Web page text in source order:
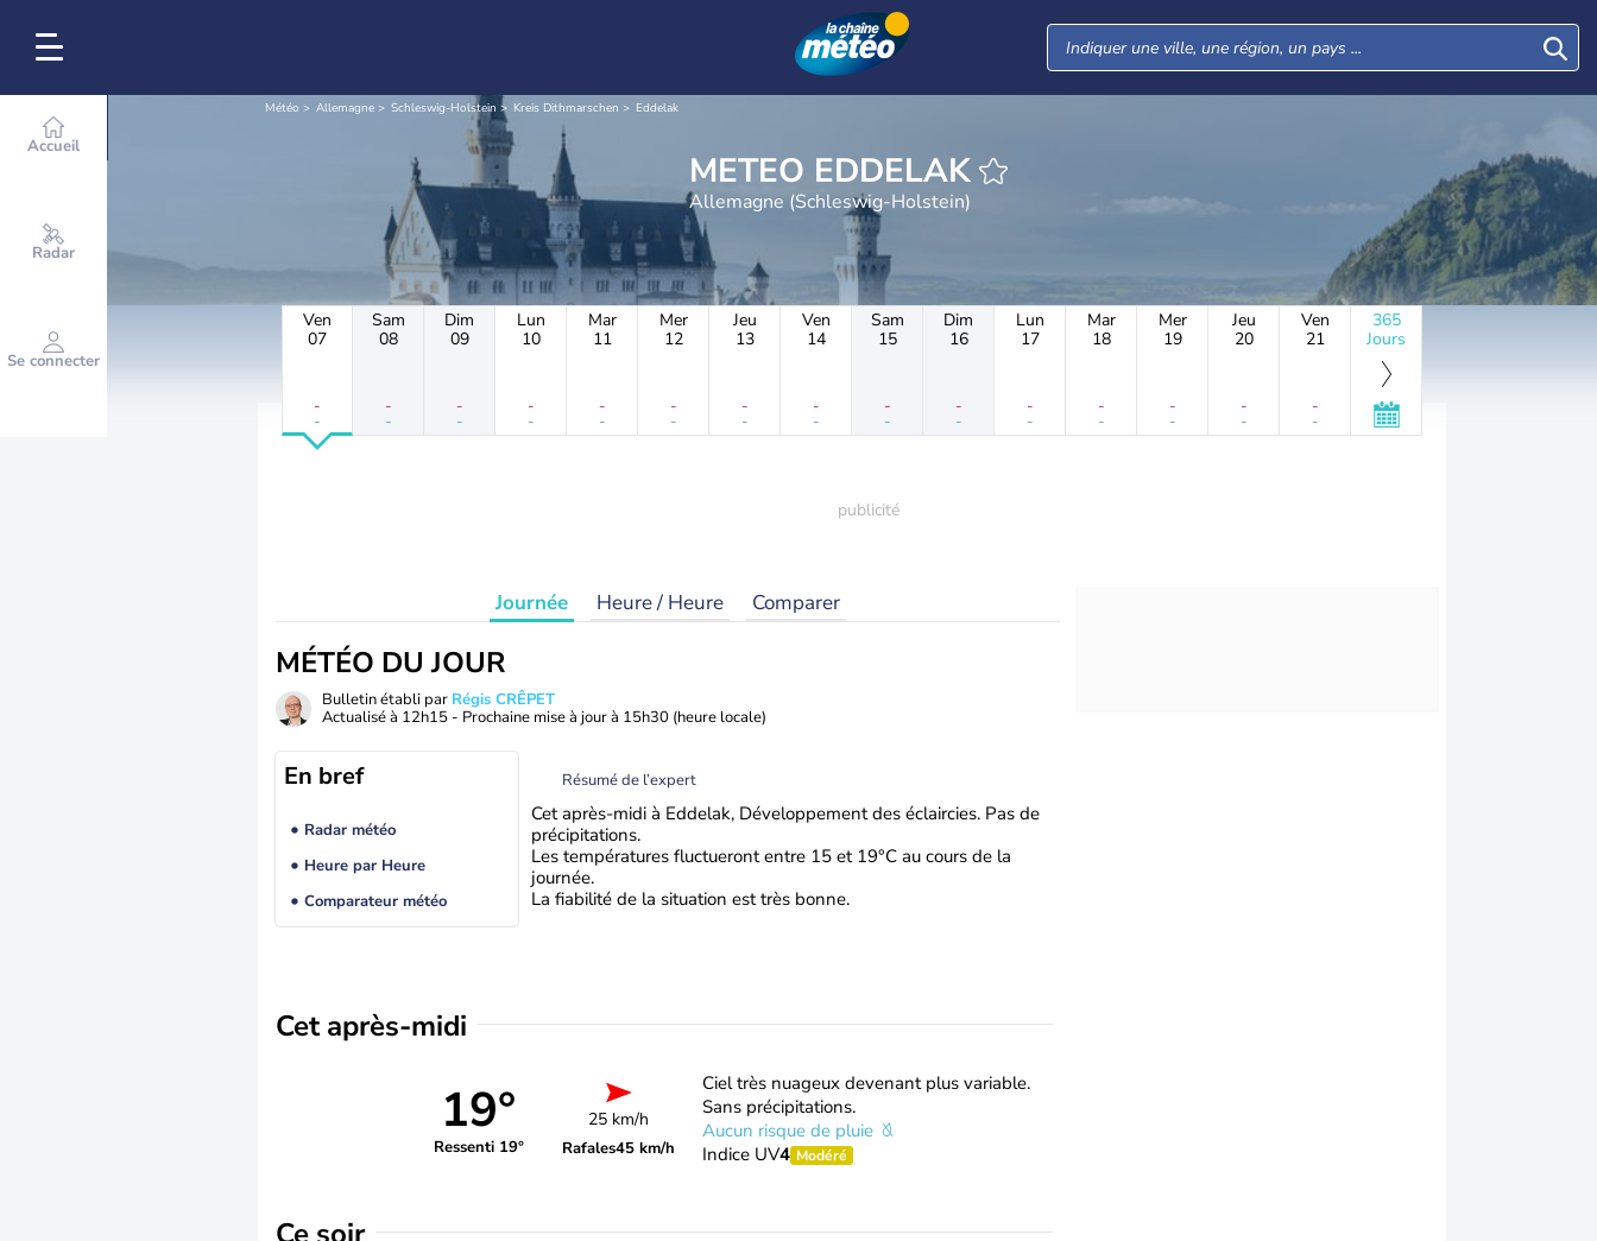
Accueil
Radar
Se connecter
Météo Allemagne Schleswig-Holstein Kreis Dithmarschen Eddelak
METEO EDDELAK
Allemagne (Schleswig-Holstein)
Ven
07
-
-
Sam
08
-
-
Dim
09
-
-
Lun
10
-
-
Mar
11
-
-
Mer
12
-
-
Jeu
13
-
-
Ven
14
-
-
Sam
15
-
-
Dim
16
-
-
Lun
17
-
-
Mar
18
-
-
Mer
19
-
-
Jeu
20
-
-
Ven
21
-
-
365
Jours
Journée Heure / Heure Comparer
MÉTÉO DU JOUR
Bulletin établi par Régis CRÊPET
Actualisé à 12h15 - Prochaine mise à jour à 15h30 (heure locale)
En bref
Radar météo
Heure par Heure
Comparateur météo
Résumé de l’expert
Cet après-midi à Eddelak, Développement des éclaircies. Pas de
précipitations.
Les températures fluctueront entre 15 et 19°C au cours de la
journée.
La fiabilité de la situation est très bonne.
Cet après-midi
19°
Ressenti 19°
25 km/h
Rafales45 km/h
Ciel très nuageux devenant plus variable.
Sans précipitations.
Aucun risque de pluie
Indice UV4 Modéré